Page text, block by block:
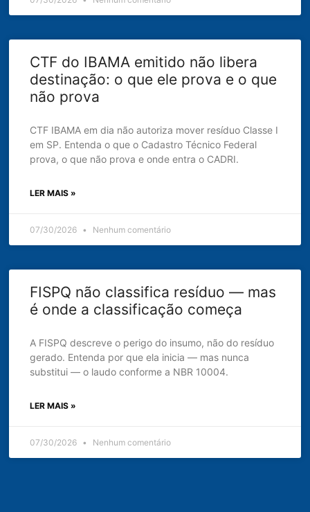
CTF do IBAMA emitido não libera
destinação: o que ele prova e o que
não prova
CTF IBAMA em dia não autoriza mover resíduo Classe I
em SP. Entenda o que o Cadastro Técnico Federal
prova, o que não prova e onde entra o CADRI.
LER MAIS »
07/30/2026 Nenhum comentário
FISPQ não classifica resíduo — mas
é onde a classificação começa
A FISPQ descreve o perigo do insumo, não do resíduo
gerado. Entenda por que ela inicia — mas nunca
substitui — o laudo conforme a NBR 10004.
LER MAIS »
07/30/2026 Nenhum comentário